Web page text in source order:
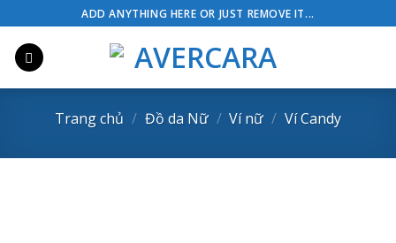
to
content
ADD ANYTHING HERE OR JUST REMOVE IT...
Trang chủ / Đồ da Nữ / Ví nữ / Ví Candy